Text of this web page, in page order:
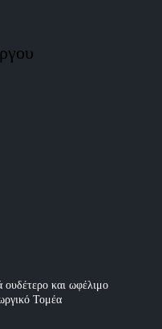
ουδέτερο και ωφέλιμο
Τομέα